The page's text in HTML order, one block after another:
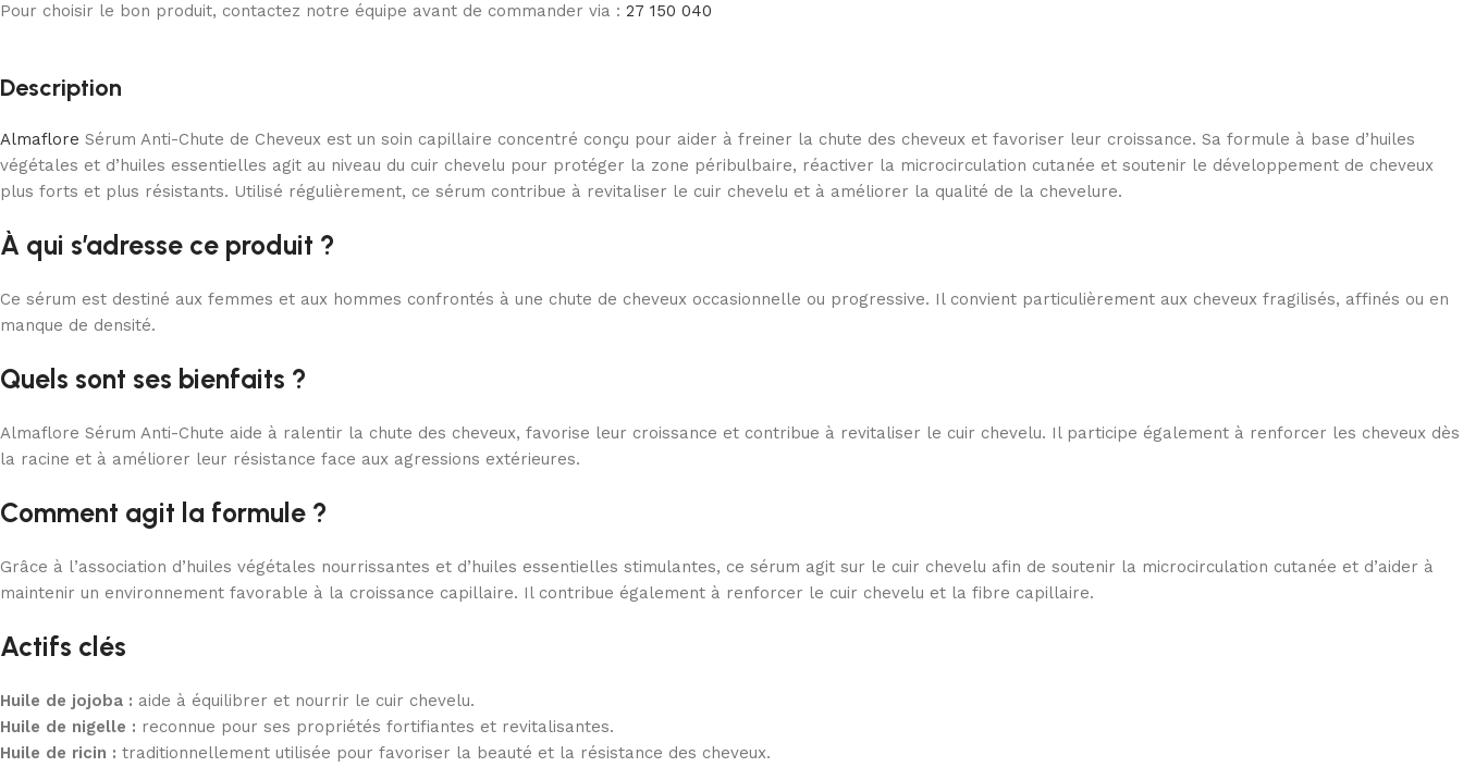
Pour choisir le bon produit, contactez notre équipe avant de commander via : 27 150 040
Description
Almaflore Sérum Anti-Chute de Cheveux est un soin capillaire concentré conçu pour aider à freiner la chute des cheveux et favoriser leur croissance. Sa formule à base d’huiles
végétales et d’huiles essentielles agit au niveau du cuir chevelu pour protéger la zone péribulbaire, réactiver la microcirculation cutanée et soutenir le développement de cheveux
plus forts et plus résistants. Utilisé régulièrement, ce sérum contribue à revitaliser le cuir chevelu et à améliorer la qualité de la chevelure.
À qui s’adresse ce produit ?
Ce sérum est destiné aux femmes et aux hommes confrontés à une chute de cheveux occasionnelle ou progressive. Il convient particulièrement aux cheveux fragilisés, affinés ou en
manque de densité.
Quels sont ses bienfaits ?
Almaflore Sérum Anti-Chute aide à ralentir la chute des cheveux, favorise leur croissance et contribue à revitaliser le cuir chevelu. Il participe également à renforcer les cheveux dès
la racine et à améliorer leur résistance face aux agressions extérieures.
Comment agit la formule ?
Grâce à l’association d’huiles végétales nourrissantes et d’huiles essentielles stimulantes, ce sérum agit sur le cuir chevelu afin de soutenir la microcirculation cutanée et d’aider à
maintenir un environnement favorable à la croissance capillaire. Il contribue également à renforcer le cuir chevelu et la fibre capillaire.
Actifs clés
Huile de jojoba : aide à équilibrer et nourrir le cuir chevelu.
Huile de nigelle : reconnue pour ses propriétés fortifiantes et revitalisantes.
Huile de ricin : traditionnellement utilisée pour favoriser la beauté et la résistance des cheveux.